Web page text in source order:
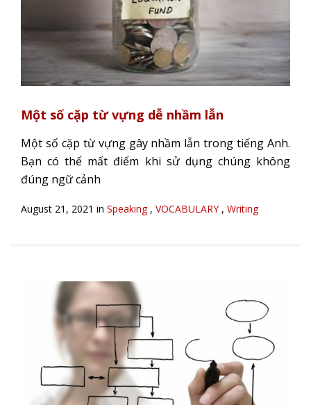
Một số cặp từ vựng dễ nhầm lẫn
Một số cặp từ vựng gây nhầm lẫn trong tiếng Anh.
Bạn có thể mất điểm khi sử dụng chúng không
đúng ngữ cảnh
August 21, 2021 in Speaking, VOCABULARY, Writing